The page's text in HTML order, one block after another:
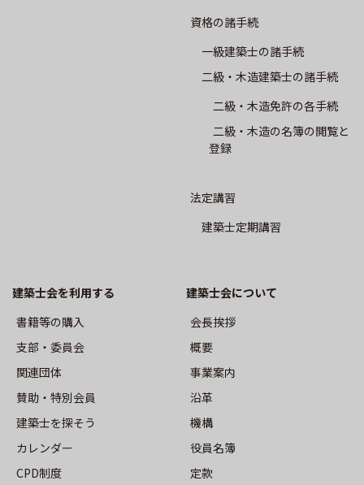
建築士業務に関する賠償責任保険
沿革
機構
役員名簿
定款
⽀部・委員会
資格の諸手続
一級建築士の諸手続
二級・木造建築士の諸手続
二級・木造免許の各手続
二級・木造の名簿の閲覧と
登録
法定講習
建築士定期講習
建築士会を利用する
書籍等の購⼊
⽀部・委員会
関連団体
賛助・特別会員
建築士を探そう
カレンダー
CPD制度
建築⼠会について
会長挨拶
概要
事業案内
沿革
機構
役員名簿
定款